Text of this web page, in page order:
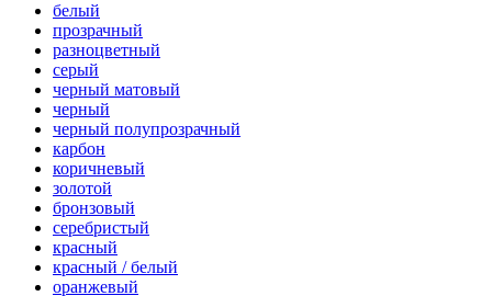
белый
прозрачный
разноцветный
серый
черный матовый
черный
черный полупрозрачный
карбон
коричневый
золотой
бронзовый
серебристый
красный
красный / белый
оранжевый